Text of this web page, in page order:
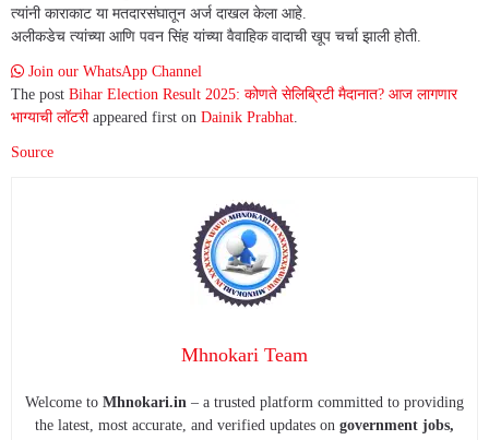
त्यांनी काराकाट या मतदारसंघातून अर्ज दाखल केला आहे.
अलीकडेच त्यांच्या आणि पवन सिंह यांच्या वैवाहिक वादाची खूप चर्चा झाली होती.
Join our WhatsApp Channel
The post Bihar Election Result 2025: कोणते सेलिब्रिटी मैदानात? आज लागणार
भाग्याची लॉटरीappeared first on Dainik Prabhat.
Source
Mhnokari Team
Welcome to Mhnokari.in – a trusted platform committed to providing
the latest, most accurate, and verified updates on government jobs,